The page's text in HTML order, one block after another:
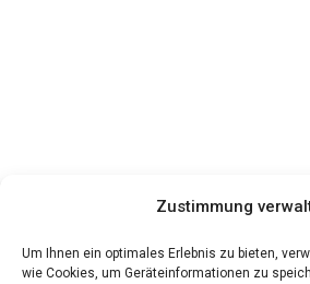
Zustimmung
Um Ihnen ein optimales Erlebnis zu bieten,
wie Cookies, um Geräteinformationen zu